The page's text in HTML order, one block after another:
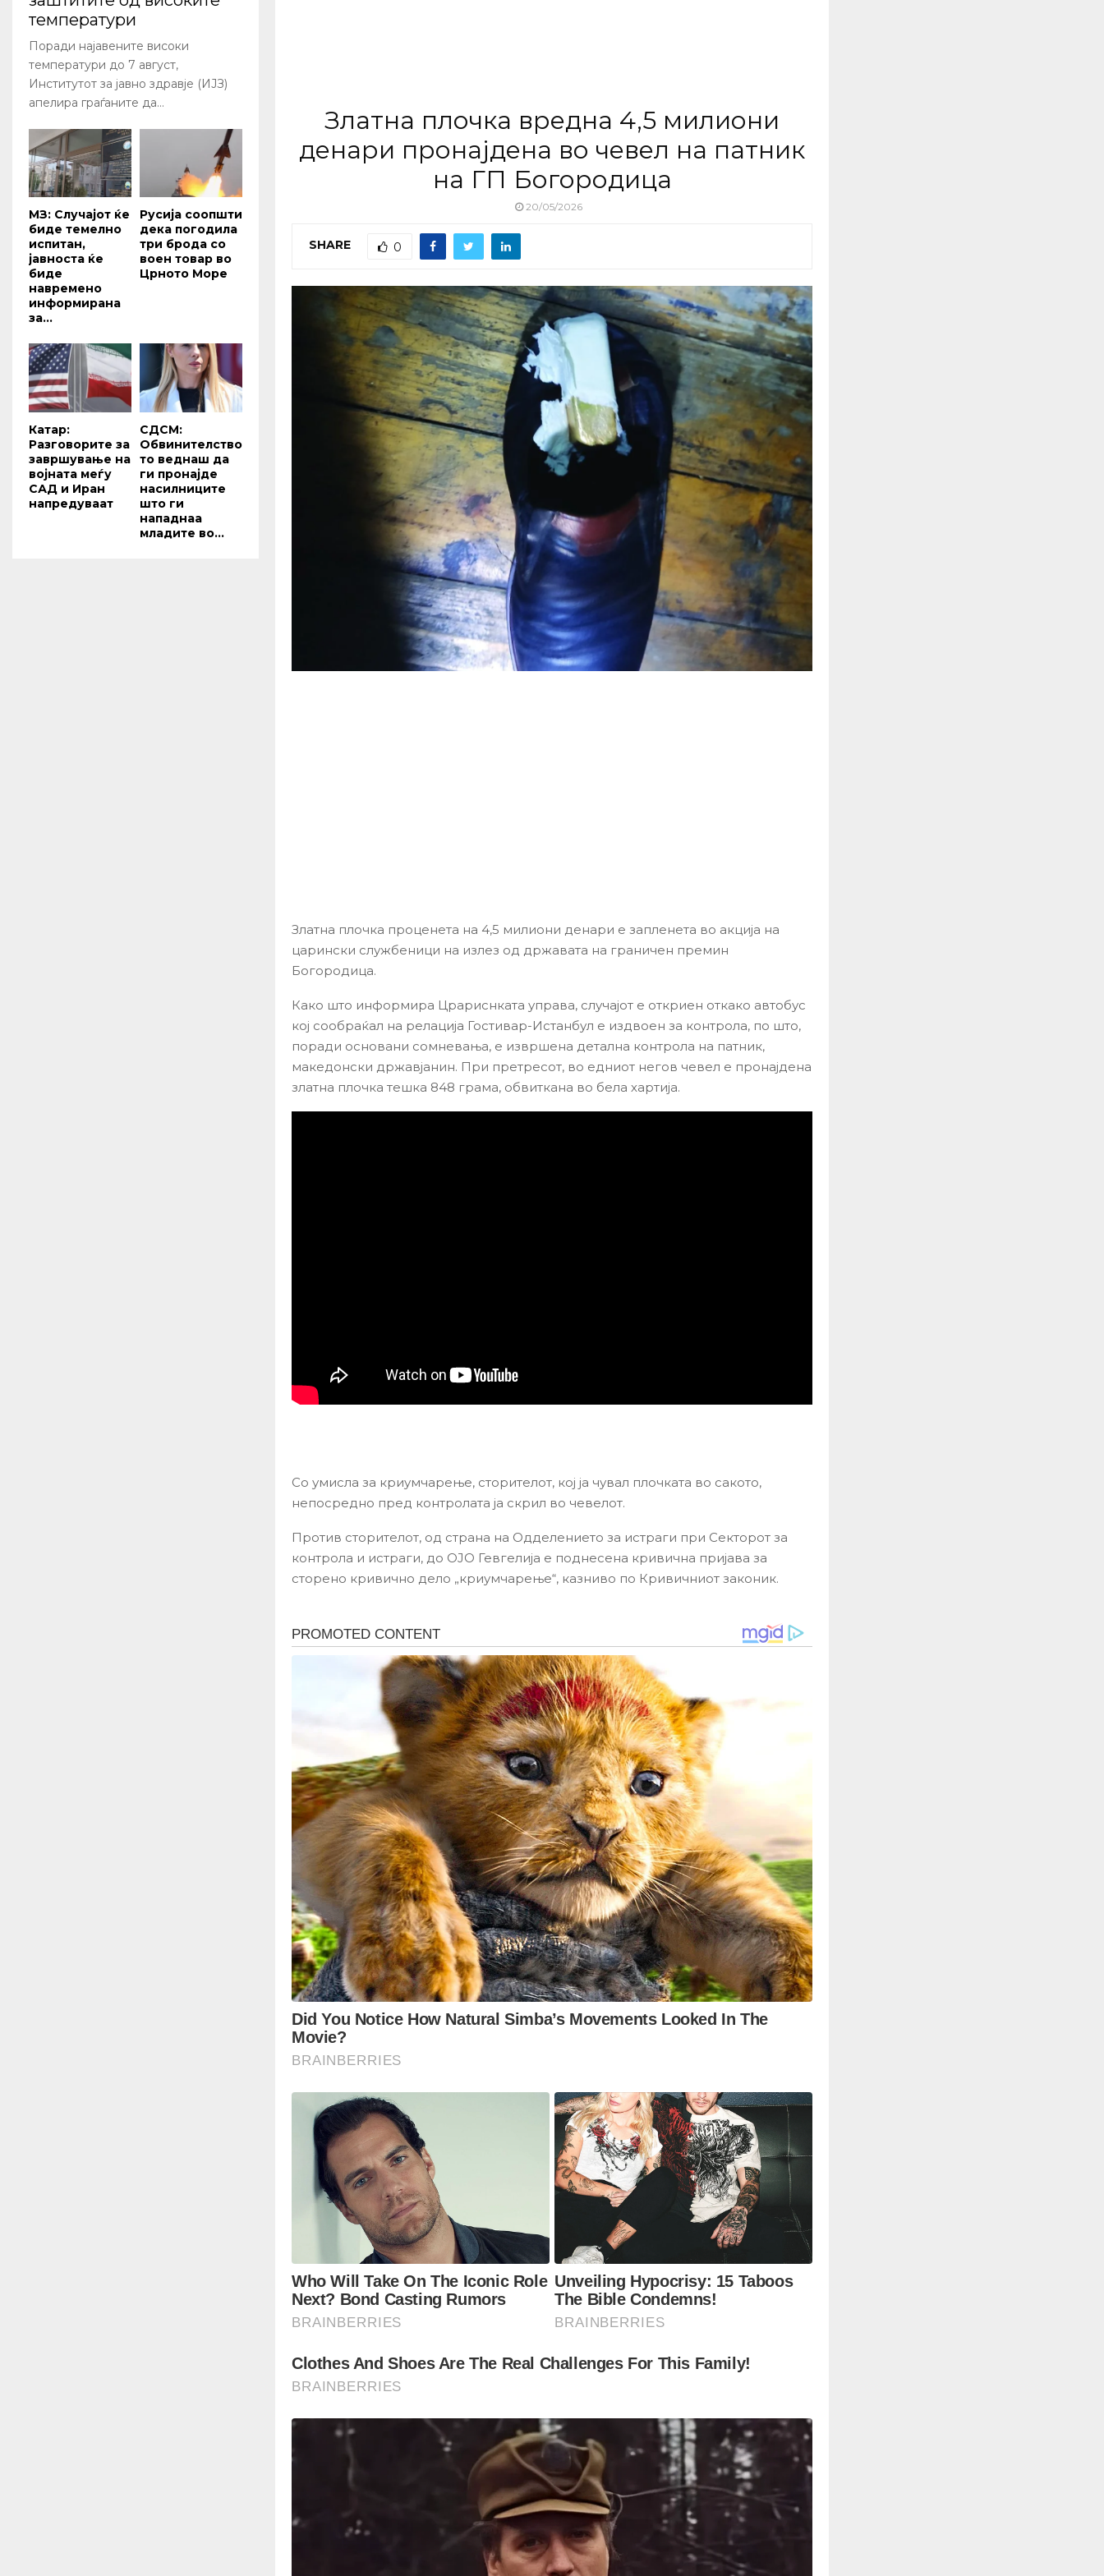
Златна плочка вредна 4,5 милиони
денари пронајдена во чевел на патник
на ГП Богородица
20/05/2026
SHARE 0
Златна плочка проценета на 4,5 милиони денари е запленета во акција на
царински службеници на излез од државата на граничен премин
Богородица.
Како што информира Црариснката управа, случајот е откриен откако автобус
кој сообраќал на релација Гостивар-Истанбул е издвоен за контрола, по што,
поради основани сомневања, е извршена детална контрола на патник,
македонски државјанин. При претресот, во едниот негов чевел е пронајдена
златна плочка тешка 848 грама, обвиткана во бела хартија.
Со умисла за криумчарење, сторителот, кој ја чувал плочката во сакото,
непосредно пред контролата ја скрил во чевелот.
Против сторителот, од страна на Одделението за истраги при Секторот за
контрола и истраги, до ОЈО Гевгелија е поднесена кривична пријава за
сторено кривично дело „криумчарење“, казниво по Кривичниот законик.
температури
Поради најавените високи
температури до 7 август,
Институтот за јавно здравје (ИЈЗ)
апелира граѓаните да...
МЗ: Случајот ќе
биде темелно
испитан,
јавноста ќе
биде
навремено
информирана
за...
Русија соопшти
дека погодила
три брода со
воен товар во
Црното Море
Катар:
Разговорите за
завршување на
војната меѓу
САД и Иран
напредуваат
СДСМ:
Обвинителство
то веднаш да
ги пронајде
насилниците
што ги
нападнаа
младите во...